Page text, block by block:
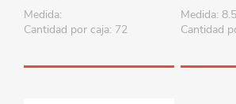
Medida:
Cantidad por caja: 72
Medida:
Cantidad